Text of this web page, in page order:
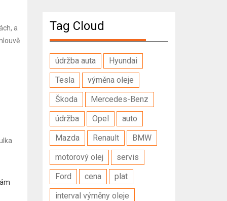
a
Tag Cloud
údržba auta
Hyundai
Tesla
výměna oleje
Škoda
Mercedes-Benz
údržba
Opel
auto
Mazda
Renault
BMW
motorový olej
servis
Ford
cena
plat
interval výměny oleje